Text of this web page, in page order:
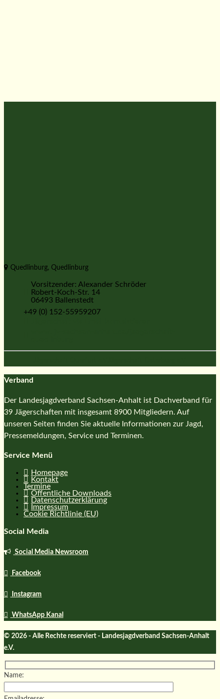
Quedlinburg, Quedlinburg
Vorsitzender: Alexander Schröder
Robert-Koch-Str. 14
06493 Ballenstedt
+49 (0) 152-55959207
Verband
Der Landesjagdverband Sachsen-Anhalt ist Dachverband für
39 Jägerschaften mit insgesamt 8900 Mitgliedern. Auf
unseren Seiten finden Sie aktuelle Informationen zur Jagd,
Pressemeldungen, Service und Terminen.
Service Menü
Homepage
Kontakt
Termine
Öffentliche Downloads
Datenschutzerklärung
Impressum
Cookie Richtlinie (EU)
Social Media
Social Media Newsroom
Facebook
Instagram
WhatsApp Kanal
© 2026 - Alle Rechte reserviert - Landesjagdverband Sachsen-Anhalt
e.V.
Name: